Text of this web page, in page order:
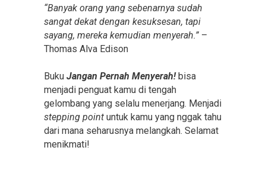
“Banyak orang yang sebenarnya sudah
sangat dekat dengan kesuksesan, tapi
sayang, mereka kemudian menyerah.” –
Thomas Alva Edison
Buku Jangan Pernah Menyerah!bisa
menjadi penguat kamu di tengah
gelombang yang selalu menerjang. Menjadi
stepping point untuk kamu yang nggak tahu
dari mana seharusnya melangkah. Selamat
menikmati!